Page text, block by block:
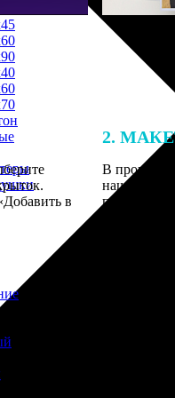
в
2.
В процессе
наши
по